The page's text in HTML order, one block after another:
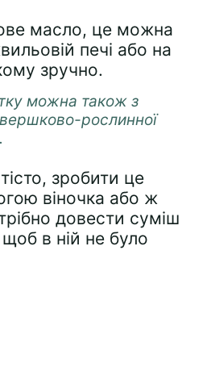
масло, це можна
печі або на
зручно.
можна також з
рослинної
зробити це
віночка або ж
довести суміш
в ній не було